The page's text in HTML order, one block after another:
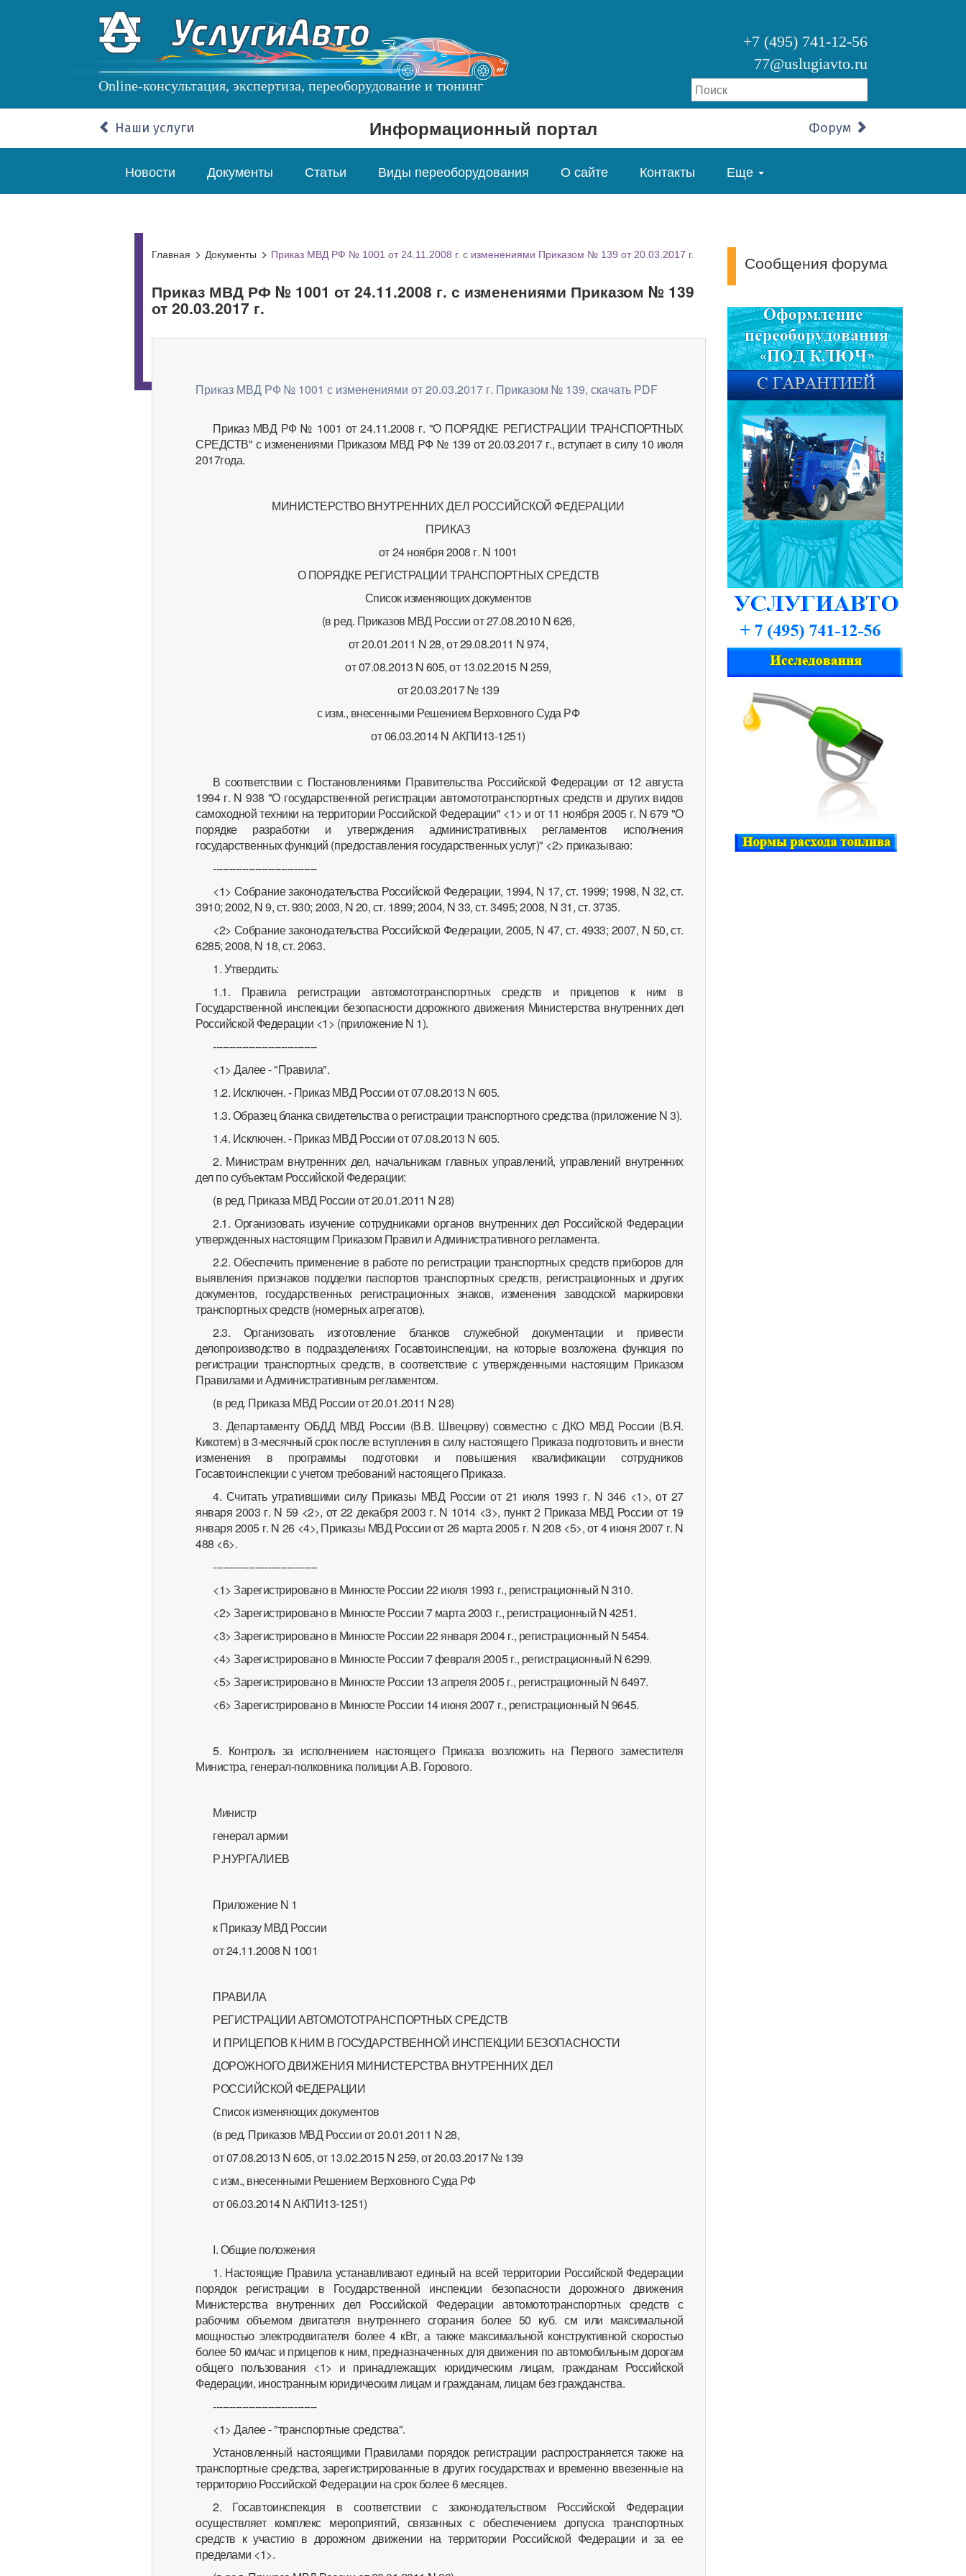
Online-консультация, экспертиза, переоборудование и тюнинг
+7 (495) 741-12-56
77@uslugiavto.ru
Наши услуги Информационный портал Форум
навигация
Новости Документы Статьи Виды переоборудования О сайте Контакты Еще
Главная Документы Приказ МВД РФ № 1001 от 24.11.2008 г. с изменениями Приказом № 139 от 20.03.2017 г.
Приказ МВД РФ № 1001 от 24.11.2008 г. с изменениями Приказом № 139
от 20.03.2017 г.
Приказ МВД РФ № 1001 с изменениями от 20.03.2017 г. Приказом № 139, скачать PDF
Приказ МВД РФ № 1001 от 24.11.2008 г. "О ПОРЯДКЕ РЕГИСТРАЦИИ ТРАНСПОРТНЫХ
СРЕДСТВ" с изменениями Приказом МВД РФ № 139 от 20.03.2017 г., вступает в силу 10 июля
2017года.
МИНИСТЕРСТВО ВНУТРЕННИХ ДЕЛ РОССИЙСКОЙ ФЕДЕРАЦИИ
ПРИКАЗ
от 24 ноября 2008 г. N 1001
О ПОРЯДКЕ РЕГИСТРАЦИИ ТРАНСПОРТНЫХ СРЕДСТВ
Список изменяющих документов
(в ред. Приказов МВД России от 27.08.2010 N 626,
от 20.01.2011 N 28, от 29.08.2011 N 974,
от 07.08.2013 N 605, от 13.02.2015 N 259,
от 20.03.2017 № 139
с изм., внесенными Решением Верховного Суда РФ
от 06.03.2014 N АКПИ13-1251)
В соответствии с Постановлениями Правительства Российской Федерации от 12 августа
1994 г. N 938 "О государственной регистрации автомототранспортных средств и других видов
самоходной техники на территории Российской Федерации" <1> и от 11 ноября 2005 г. N 679 "О
порядке разработки и утверждения административных регламентов исполнения
государственных функций (предоставления государственных услуг)" <2> приказываю:
--------------------------------
<1> Собрание законодательства Российской Федерации, 1994, N 17, ст. 1999; 1998, N 32, ст.
3910; 2002, N 9, ст. 930; 2003, N 20, ст. 1899; 2004, N 33, ст. 3495; 2008, N 31, ст. 3735.
<2> Собрание законодательства Российской Федерации, 2005, N 47, ст. 4933; 2007, N 50, ст.
6285; 2008, N 18, ст. 2063.
1. Утвердить:
1.1. Правила регистрации автомототранспортных средств и прицепов к ним в
Государственной инспекции безопасности дорожного движения Министерства внутренних дел
Российской Федерации <1> (приложение N 1).
--------------------------------
<1> Далее - "Правила".
1.2. Исключен. - Приказ МВД России от 07.08.2013 N 605.
1.3. Образец бланка свидетельства о регистрации транспортного средства (приложение N 3).
1.4. Исключен. - Приказ МВД России от 07.08.2013 N 605.
2. Министрам внутренних дел, начальникам главных управлений, управлений внутренних
дел по субъектам Российской Федерации:
(в ред. Приказа МВД России от 20.01.2011 N 28)
2.1. Организовать изучение сотрудниками органов внутренних дел Российской Федерации
утвержденных настоящим Приказом Правил и Административного регламента.
2.2. Обеспечить применение в работе по регистрации транспортных средств приборов для
выявления признаков подделки паспортов транспортных средств, регистрационных и других
документов, государственных регистрационных знаков, изменения заводской маркировки
транспортных средств (номерных агрегатов).
2.3. Организовать изготовление бланков служебной документации и привести
делопроизводство в подразделениях Госавтоинспекции, на которые возложена функция по
регистрации транспортных средств, в соответствие с утвержденными настоящим Приказом
Правилами и Административным регламентом.
(в ред. Приказа МВД России от 20.01.2011 N 28)
3. Департаменту ОБДД МВД России (В.В. Швецову) совместно с ДКО МВД России (В.Я.
Кикотем) в 3-месячный срок после вступления в силу настоящего Приказа подготовить и внести
изменения в программы подготовки и повышения квалификации сотрудников
Госавтоинспекции с учетом требований настоящего Приказа.
4. Считать утратившими силу Приказы МВД России от 21 июля 1993 г. N 346 <1>, от 27
января 2003 г. N 59 <2>, от 22 декабря 2003 г. N 1014 <3>, пункт 2 Приказа МВД России от 19
января 2005 г. N 26 <4>, Приказы МВД России от 26 марта 2005 г. N 208 <5>, от 4 июня 2007 г. N
488 <6>.
--------------------------------
<1> Зарегистрировано в Минюсте России 22 июля 1993 г., регистрационный N 310.
<2> Зарегистрировано в Минюсте России 7 марта 2003 г., регистрационный N 4251.
<3> Зарегистрировано в Минюсте России 22 января 2004 г., регистрационный N 5454.
<4> Зарегистрировано в Минюсте России 7 февраля 2005 г., регистрационный N 6299.
<5> Зарегистрировано в Минюсте России 13 апреля 2005 г., регистрационный N 6497.
<6> Зарегистрировано в Минюсте России 14 июня 2007 г., регистрационный N 9645.
5. Контроль за исполнением настоящего Приказа возложить на Первого заместителя
Министра, генерал-полковника полиции А.В. Горового.
Министр
генерал армии
Р.НУРГАЛИЕВ
Приложение N 1
к Приказу МВД России
от 24.11.2008 N 1001
ПРАВИЛА
РЕГИСТРАЦИИ АВТОМОТОТРАНСПОРТНЫХ СРЕДСТВ
И ПРИЦЕПОВ К НИМ В ГОСУДАРСТВЕННОЙ ИНСПЕКЦИИ БЕЗОПАСНОСТИ
ДОРОЖНОГО ДВИЖЕНИЯ МИНИСТЕРСТВА ВНУТРЕННИХ ДЕЛ
РОССИЙСКОЙ ФЕДЕРАЦИИ
Список изменяющих документов
(в ред. Приказов МВД России от 20.01.2011 N 28,
от 07.08.2013 N 605, от 13.02.2015 N 259, от 20.03.2017 № 139
с изм., внесенными Решением Верховного Суда РФ
от 06.03.2014 N АКПИ13-1251)
I. Общие положения
1. Настоящие Правила устанавливают единый на всей территории Российской Федерации
порядок регистрации в Государственной инспекции безопасности дорожного движения
Министерства внутренних дел Российской Федерации автомототранспортных средств с
рабочим объемом двигателя внутреннего сгорания более 50 куб. см или максимальной
мощностью электродвигателя более 4 кВт, а также максимальной конструктивной скоростью
более 50 км/час и прицепов к ним, предназначенных для движения по автомобильным дорогам
общего пользования <1> и принадлежащих юридическим лицам, гражданам Российской
Федерации, иностранным юридическим лицам и гражданам, лицам без гражданства.
--------------------------------
<1> Далее - "транспортные средства".
Установленный настоящими Правилами порядок регистрации распространяется также на
транспортные средства, зарегистрированные в других государствах и временно ввезенные на
территорию Российской Федерации на срок более 6 месяцев.
2. Госавтоинспекция в соответствии с законодательством Российской Федерации
осуществляет комплекс мероприятий, связанных с обеспечением допуска транспортных
средств к участию в дорожном движении на территории Российской Федерации и за ее
пределами <1>.
Сообщения форума